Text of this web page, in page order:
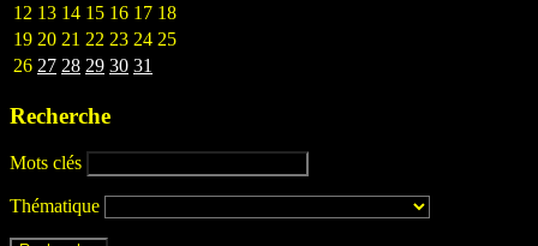
12 13 14 15 16 17 18
19 20 21 22 23 24 25
26 27 28 29 30 31
Recherche
Mots clés
Thématique